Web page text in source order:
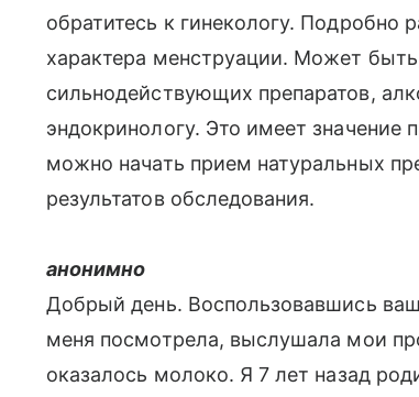
обратитесь к гинекологу. Подробно
характера менструации. Может
сильнодействующих препаратов,
эндокринологу. Это имеет значение
можно начать прием натуральных
результатов обследования.
анонимно
Добрый день. Воспользовавшись
меня посмотрела, выслушала мои
оказалось молоко. Я 7 лет назад